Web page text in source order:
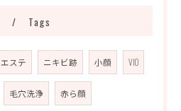
Tags
エステ ニキビ跡 小顔 VIO
毛穴洗浄 赤ら顔